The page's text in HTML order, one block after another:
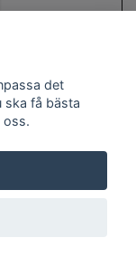
det
ska få bästa
oss.